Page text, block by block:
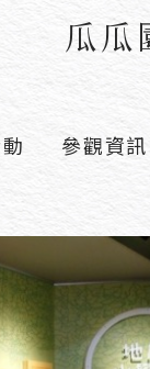
瓜瓜
參觀資訊